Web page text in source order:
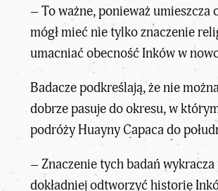
– To ważne, ponieważ
mógł mieć nie tylko znaczenie
umacniać obecność Inków w
Badacze podkreślają, że nie
dobrze pasuje do okresu, w
podróży Huayny Capaca do
– Znaczenie tych badań
dokładniej odtworzyć historię